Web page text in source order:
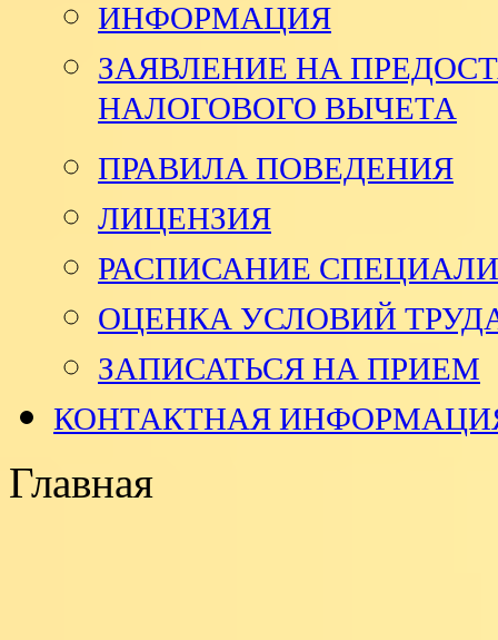
ИНФОРМАЦИЯ
ЗАЯВЛЕНИЕ НА
НАЛОГОВОГО ВЫЧЕТА
ПРАВИЛА ПОВЕДЕНИЯ
ЛИЦЕНЗИЯ
РАСПИСАНИЕ
ОЦЕНКА УСЛОВИЙ
ЗАПИСАТЬСЯ НА ПРИЕМ
КОНТАКТНАЯ
Главная